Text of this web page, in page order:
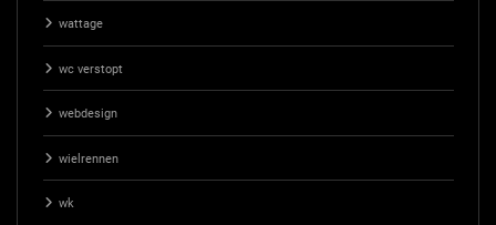
wattage
wc verstopt
webdesign
wielrennen
wk